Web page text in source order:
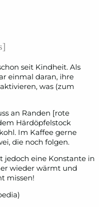
seit Kindheit. Als
einmal daran, ihre
was (zum
an Randen [rote
Härdöpfelstock
Im Kaffee gerne
die noch folgen.
jedoch eine Konstante in
wieder wärmt und
missen!